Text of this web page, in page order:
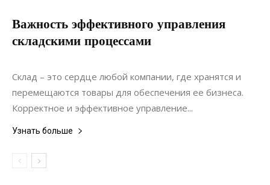
Важность эффективного управления
складскими процессами
15.02.2022
Склад – это сердце любой компании, где хранятся и
перемещаются товары для обеспечения ее бизнеса.
Корректное и эффективное управление...
Узнать больше